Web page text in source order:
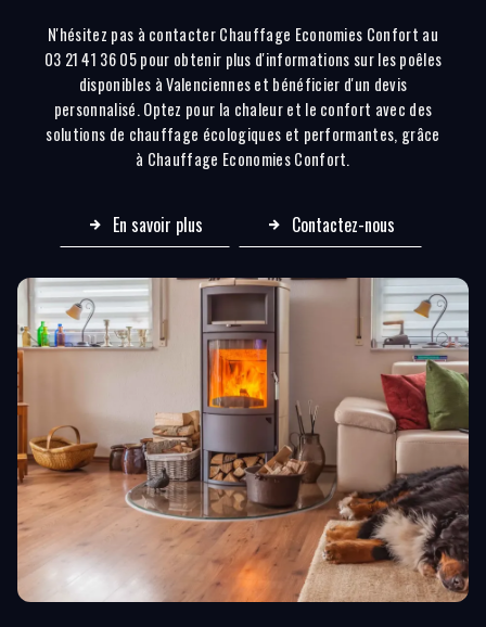
N'hésitez pas à contacter Chauffage Economies Confort au
03 21 41 36 05 pour obtenir plus d'informations sur les poêles
disponibles à Valenciennes et bénéficier d'un devis
personnalisé. Optez pour la chaleur et le confort avec des
solutions de chauffage écologiques et performantes, grâce
à Chauffage Economies Confort.
En savoir plus Contactez-nous